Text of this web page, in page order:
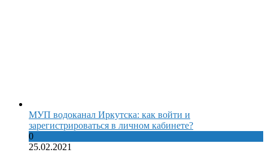
МУП водоканал Иркутска: как войти и
зарегистрироваться в личном кабинете?
0
25.02.2021